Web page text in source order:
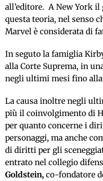
all’editore. A New York il
questa teoria, nel senso
Marvel è considerata di
In seguto la famiglia
alla Corte Suprema, in
negli ultimi mesi fino
La causa inoltre negli
più il coinvolgimento di
per quanto concerne i
personaggi, ma anche
di diritti per gli
entrato nel collegio
Goldstein, co-fondatore